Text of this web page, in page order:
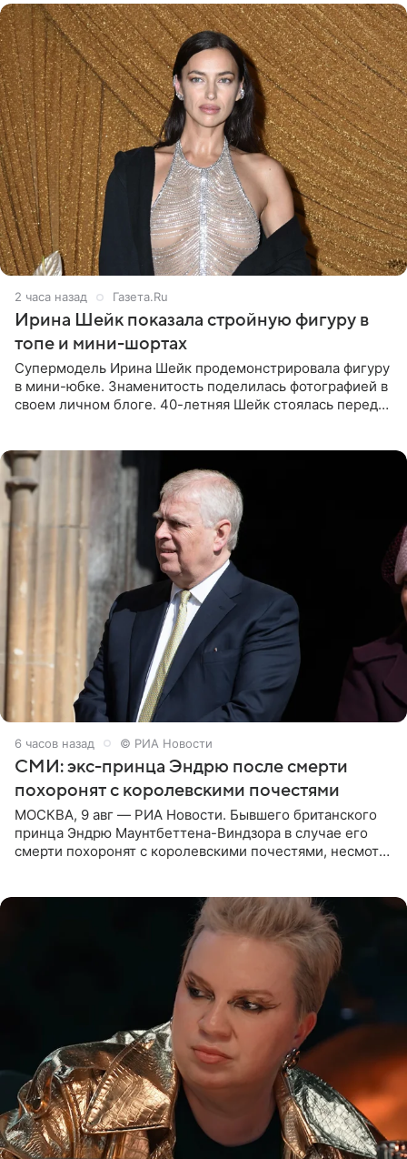
2 часа назад Газета.Ru
Ирина Шейк показала стройную фигуру в
топе и мини-шортах
Супермодель Ирина Шейк продемонстрировала фигуру
в мини-юбке. Знаменитость поделилась фотографией в
своем личном блоге. 40-летняя Шейк стоялась перед
6 часов назад © РИА Новости
СМИ: экс-принца Эндрю после смерти
похоронят с королевскими почестями
МОСКВА, 9 авг — РИА Новости. Бывшего британского
принца Эндрю Маунтбеттена-Виндзора в случае его
смерти похоронят с королевскими почестями, несмотря